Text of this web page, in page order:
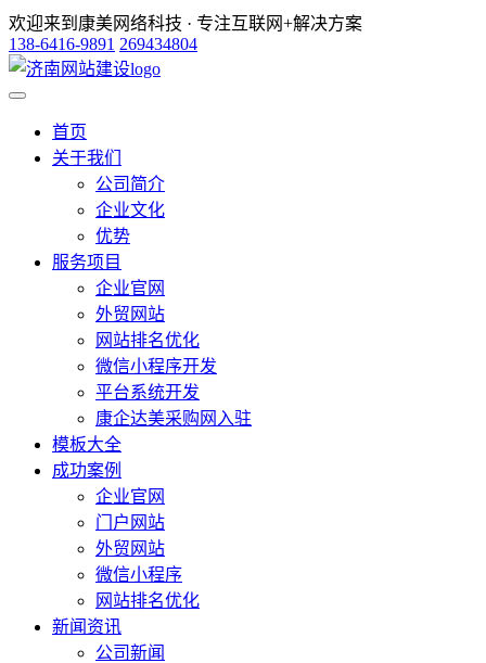
欢迎来到康美网络科技 · 专注互联网+解决方案
138-6416-9891 269434804
首页
关于我们
公司简介
企业文化
优势
服务项目
企业官网
外贸网站
网站排名优化
微信小程序开发
平台系统开发
康企达美采购网入驻
模板大全
成功案例
企业官网
门户网站
外贸网站
微信小程序
网站排名优化
新闻资讯
公司新闻